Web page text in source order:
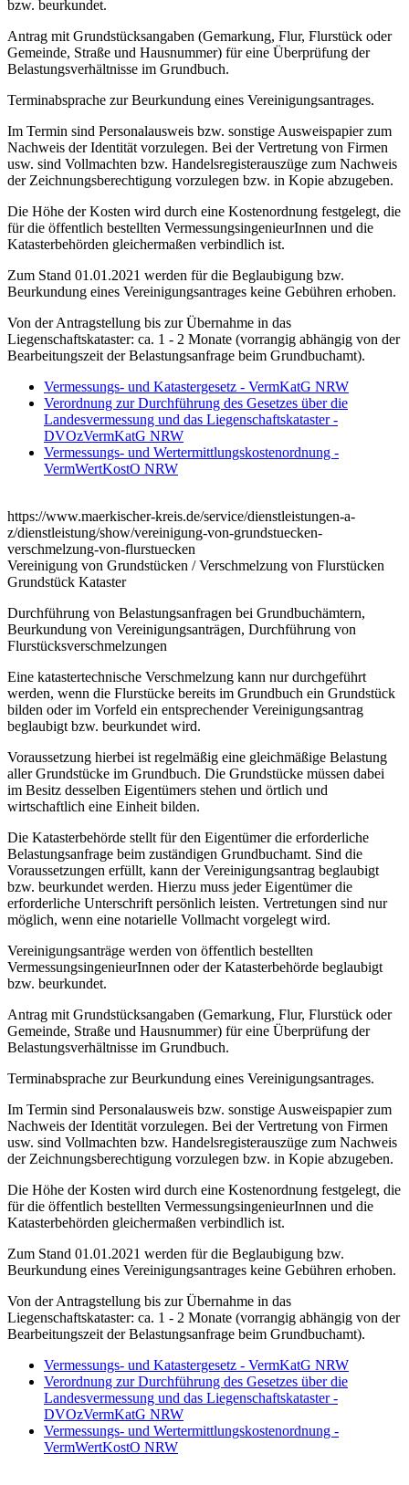
bzw. beurkundet.
Antrag mit Grundstücksangaben (Gemarkung, Flur, Flurstück oder
Gemeinde, Straße und Hausnummer) für eine Überprüfung der
Belastungsverhältnisse im Grundbuch.
Terminabsprache zur Beurkundung eines Vereinigungsantrages.
Im Termin sind Personalausweis bzw. sonstige Ausweispapier zum
Nachweis der Identität vorzulegen. Bei der Vertretung von Firmen
usw. sind Vollmachten bzw. Handelsregisterauszüge zum Nachweis
der Zeichnungsberechtigung vorzulegen bzw. in Kopie abzugeben.
Die Höhe der Kosten wird durch eine Kostenordnung festgelegt, die
für die öffentlich bestellten VermessungsingenieurInnen und die
Katasterbehörden gleichermaßen verbindlich ist.
Zum Stand 01.01.2021 werden für die Beglaubigung bzw.
Beurkundung eines Vereinigungsantrages keine Gebühren erhoben.
Von der Antragstellung bis zur Übernahme in das
Liegenschaftskataster: ca. 1 - 2 Monate (vorrangig abhängig von der
Bearbeitungszeit der Belastungsanfrage beim Grundbuchamt).
Vermessungs- und Katastergesetz - VermKatG NRW
Verordnung zur Durchführung des Gesetzes über die
Landesvermessung und das Liegenschaftskataster -
DVOzVermKatG NRW
Vermessungs- und Wertermittlungskostenordnung -
VermWertKostO NRW
https://www.maerkischer-kreis.de/service/dienstleistungen-a-
z/dienstleistung/show/vereinigung-von-grundstuecken-
verschmelzung-von-flurstuecken
Vereinigung von Grundstücken / Verschmelzung von Flurstücken
Grundstück Kataster
Durchführung von Belastungsanfragen bei Grundbuchämtern,
Beurkundung von Vereinigungsanträgen, Durchführung von
Flurstücksverschmelzungen
Eine katastertechnische Verschmelzung kann nur durchgeführt
werden, wenn die Flurstücke bereits im Grundbuch ein Grundstück
bilden oder im Vorfeld ein entsprechender Vereinigungsantrag
beglaubigt bzw. beurkundet wird.
Voraussetzung hierbei ist regelmäßig eine gleichmäßige Belastung
aller Grundstücke im Grundbuch. Die Grundstücke müssen dabei
im Besitz desselben Eigentümers stehen und örtlich und
wirtschaftlich eine Einheit bilden.
Die Katasterbehörde stellt für den Eigentümer die erforderliche
Belastungsanfrage beim zuständigen Grundbuchamt. Sind die
Voraussetzungen erfüllt, kann der Vereinigungsantrag beglaubigt
bzw. beurkundet werden. Hierzu muss jeder Eigentümer die
erforderliche Unterschrift persönlich leisten. Vertretungen sind nur
möglich, wenn eine notarielle Vollmacht vorgelegt wird.
Vereinigungsanträge werden von öffentlich bestellten
VermessungsingenieurInnen oder der Katasterbehörde beglaubigt
bzw. beurkundet.
Antrag mit Grundstücksangaben (Gemarkung, Flur, Flurstück oder
Gemeinde, Straße und Hausnummer) für eine Überprüfung der
Belastungsverhältnisse im Grundbuch.
Terminabsprache zur Beurkundung eines Vereinigungsantrages.
Im Termin sind Personalausweis bzw. sonstige Ausweispapier zum
Nachweis der Identität vorzulegen. Bei der Vertretung von Firmen
usw. sind Vollmachten bzw. Handelsregisterauszüge zum Nachweis
der Zeichnungsberechtigung vorzulegen bzw. in Kopie abzugeben.
Die Höhe der Kosten wird durch eine Kostenordnung festgelegt, die
für die öffentlich bestellten VermessungsingenieurInnen und die
Katasterbehörden gleichermaßen verbindlich ist.
Zum Stand 01.01.2021 werden für die Beglaubigung bzw.
Beurkundung eines Vereinigungsantrages keine Gebühren erhoben.
Von der Antragstellung bis zur Übernahme in das
Liegenschaftskataster: ca. 1 - 2 Monate (vorrangig abhängig von der
Bearbeitungszeit der Belastungsanfrage beim Grundbuchamt).
Vermessungs- und Katastergesetz - VermKatG NRW
Verordnung zur Durchführung des Gesetzes über die
Landesvermessung und das Liegenschaftskataster -
DVOzVermKatG NRW
Vermessungs- und Wertermittlungskostenordnung -
VermWertKostO NRW